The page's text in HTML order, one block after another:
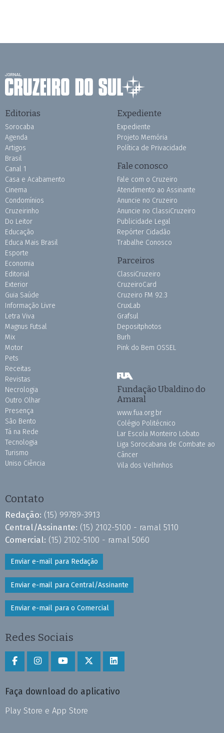
Editorias
Sorocaba
Agenda
Artigos
Brasil
Canal 1
Casa e Acabamento
Cinema
Condomínios
Cruzeirinho
Do Leitor
Educação
Educa Mais Brasil
Esporte
Economia
Editorial
Exterior
Guia Saúde
Informação Livre
Letra Viva
Magnus Futsal
Mix
Motor
Pets
Receitas
Revistas
Necrologia
Outro Olhar
Presença
São Bento
Tá na Rede
Tecnologia
Turismo
Uniso Ciência
Expediente
Expediente
Projeto Memória
Política de Privacidade
Fale conosco
Fale com o Cruzeiro
Atendimento ao Assinante
Anuncie no Cruzeiro
Anuncie no ClassiCruzeiro
Publicidade Legal
Repórter Cidadão
Trabalhe Conosco
Parceiros
ClassiCruzeiro
CruzeiroCard
Cruzeiro FM 92.3
CruxLab
Grafsul
Depositphotos
Burh
Pink do Bem OSSEL
Fundação Ubaldino do
Amaral
www.fua.org.br
Colégio Politécnico
Lar Escola Monteiro Lobato
Liga Sorocabana de Combate ao
Câncer
Vila dos Velhinhos
Contato
Redação: (15) 99789-3913
Central/Assinante: (15) 2102-5100 - ramal 5110
Comercial: (15) 2102-5100 - ramal 5060
Enviar e-mail para Redação
Enviar e-mail para Central/Assinante
Enviar e-mail para o Comercial
Redes Sociais
Faça download do aplicativo
Play Store e App Store